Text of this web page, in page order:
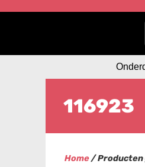
116923
Home/ Producten